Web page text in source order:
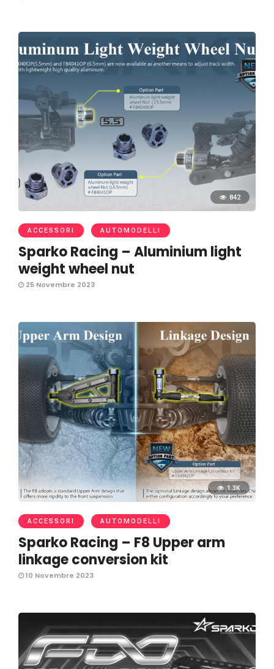
842
ACCESSORI AUTOMODELLI
Sparko Racing – Aluminium light
weight wheel nut
25 Novembre 2023
1.3K
ACCESSORI AUTOMODELLI
Sparko Racing – F8 Upper arm
linkage conversion kit
10 Novembre 2023